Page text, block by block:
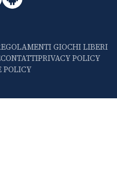
GIOCHI LIBERI
CONTATTIPRIVACY POLICY
POLICY